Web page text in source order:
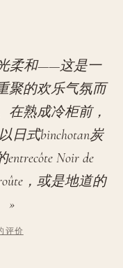
柔和——这是一
聚的欢乐气氛而
在熟成冷柜前，
日式binchotan炭
Noir de
，或是地道的
»
评价